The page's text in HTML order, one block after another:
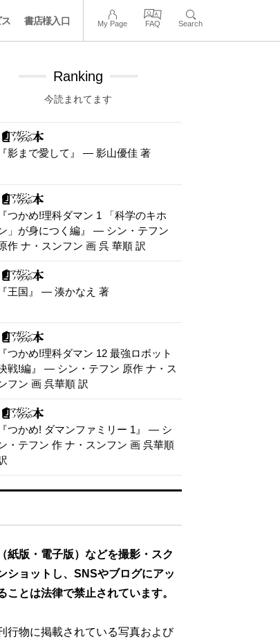
書店様入口 My Page FAQ Search
Ranking
今読まれてます
『影まで愛して』 — 影山優佳 著
『つかめ!理科ダマン 1 「科学のキホ
」が身につく編』 — シン・テフン
作 ナ・スンフン 画 呉 華順 訳
『王国』 — 湊かなえ 著
『つかめ!理科ダマン 12 最強ロボット
戦!編』 — シン・テフン 原作 ナ・ス
フン 画 呉華順 訳
『つかめ! ダマンファミリー 1』 — シ
・テフン 作 ナ・スンフン 画 呉華順
紙版・電子版）などを撮影・スク
ショットし、SNSやブログにアッ
ことは法律で禁止されています。
行物に掲載されている写真および